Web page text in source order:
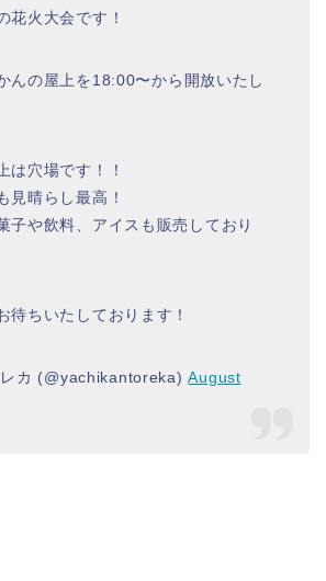
花火大会です！
んの屋上を18:00〜から開放いたし
は穴場です！！
見晴らし最高！
子や飲料、アイスも販売しており
待ちいたしております！
カ (@yachikantoreka)August